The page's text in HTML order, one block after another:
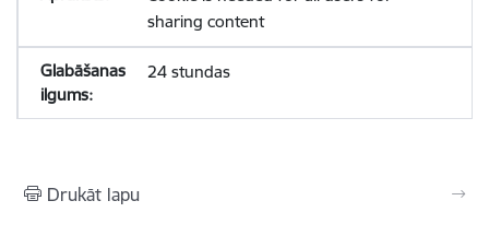
sharing content
24 stundas
Drukāt lapu